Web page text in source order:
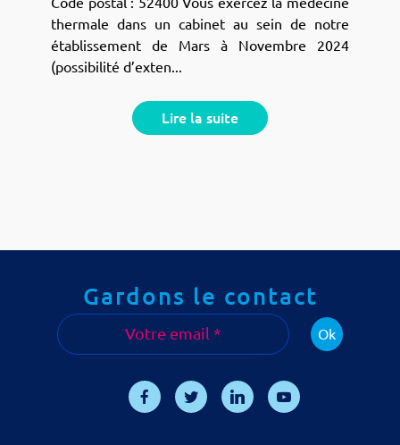
thermale dans un cabinet au sein de notre
établissement de Mars à Novembre 2024
(possibilité d’exten...
Lire la suite
Gardons le contact